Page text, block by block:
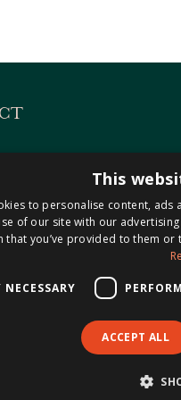
Maastricht-Airport
This
to personalise content,
of our site with our
that you’ve provided to them or
ACCEPT ALL